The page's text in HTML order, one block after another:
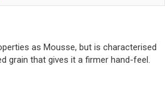
as Mousse, but is characterised
grain that gives it a firmer hand-feel.